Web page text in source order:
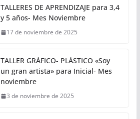
TALLERES DE APRENDIZAJE para 3,4
y 5 años- Mes Noviembre
17 de noviembre de 2025
TALLER GRÁFICO- PLÁSTICO «Soy
un gran artista» para Inicial- Mes
noviembre
3 de noviembre de 2025